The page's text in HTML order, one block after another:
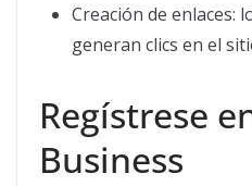
Creación de enlaces:
generan clics en el
Regístrese
Business